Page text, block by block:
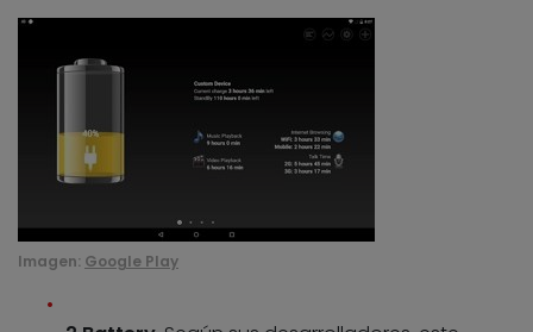
Imagen: Google Play